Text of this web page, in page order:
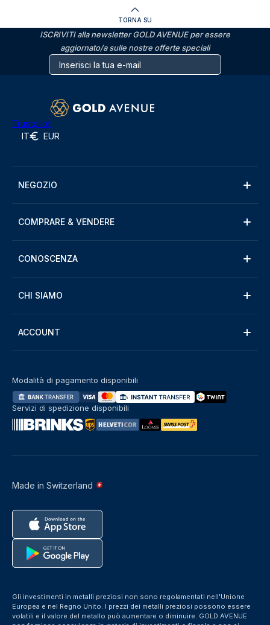
TORNA SU
ISCRIVITI alla newsletter GOLD AVENUE per essere
aggiornato/a sulle nostre offerte speciali
Trustpilot
IT EUR
NEGOZIO
COMPRARE & VENDERE
CONOSCENZA
CHI SIAMO
ACCOUNT
Made in Switzerland
Modalità di pagamento disponibili
Servizi di spedizione disponibili
Gli investimenti in metalli preziosi non sono regolamentati nell'Unione
Europea e nel Regno Unito. I prezzi dei metalli preziosi possono essere
volatili e il valore del metallo può aumentare o diminuire. GOLD AVENUE